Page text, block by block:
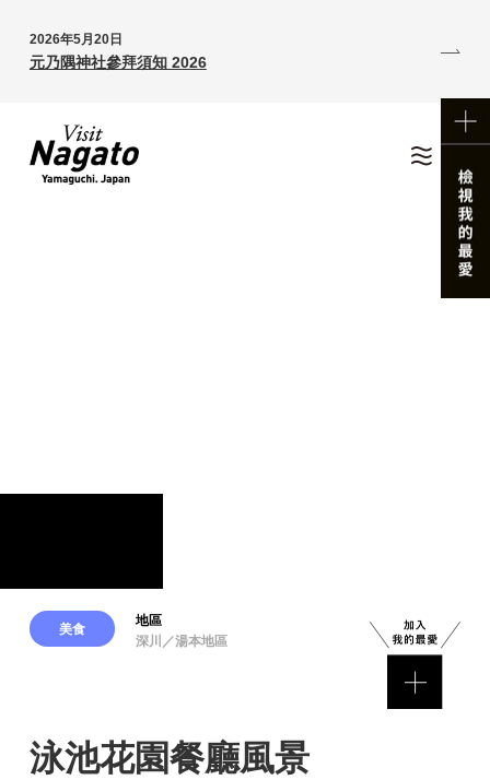
2026年5月20日
元乃隅神社參拜須知 2026
美食
地區
深川／湯本地區
泳池花園餐廳風景